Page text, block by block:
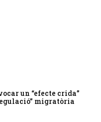
un “efecte crida”
migratòria